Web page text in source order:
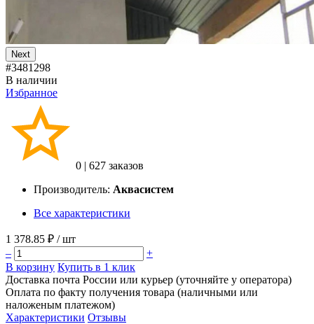
Next
#3481298
В наличии
Избранное
0 | 627 заказов
Производитель: Аквасистем
Все характеристики
1 378.85 ₽ / шт
–
+
В корзину Купить в 1 клик
Доставка почта России или курьер (уточняйте у оператора)
Оплата по факту получения товара (наличными или
наложеным платежом)
Характеристики Отзывы